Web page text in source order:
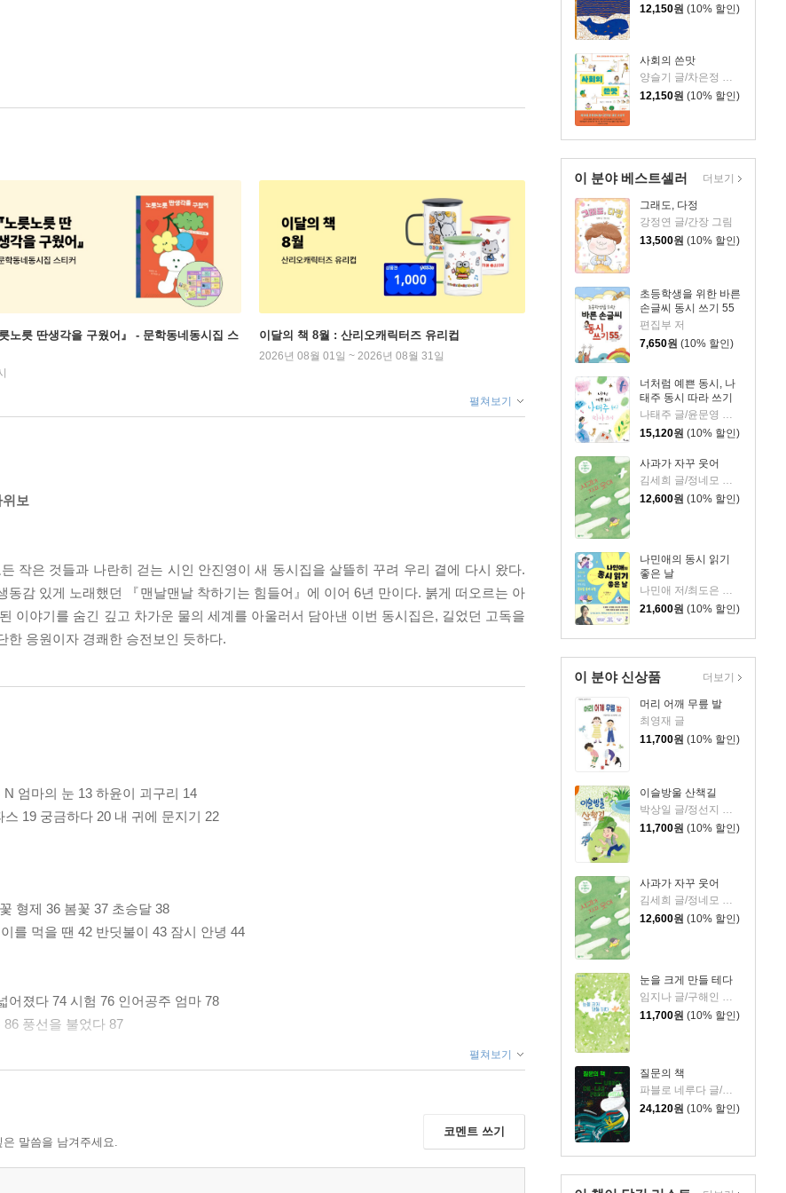
12,150원 (10% 할인)
사회의 쓴맛
12,150원 (10% 할인)
이 분야 베스트셀러
그래도, 다정
강정연 글/간장 그림
13,500원 (10% 할인)
초등학생을 위한 바른
손글씨 동시 쓰기 55
편집부 저
7,650원 (10% 할인)
너처럼 예쁜 동시, 나
태주 동시 따라 쓰기
나태주 글/윤문영 그림
15,120원 (10% 할인)
사과가 자꾸 웃어
김세희 글/정네모 그림
12,600원 (10% 할인)
나민애의 동시 읽기
좋은 날
나민애 저/최도은 그림
21,600원 (10% 할인)
더보기
이 분야 신상품
머리 어깨 무릎 발
최영재 글
11,700원 (10% 할인)
이슬방울 산책길
11,700원 (10% 할인)
사과가 자꾸 웃어
김세희 글/정네모 그림
12,600원 (10% 할인)
눈을 크게 만들 테다
11,700원 (10% 할인)
질문의 책
24,120원 (10% 할인)
더보기
릇노릇 딴생각을 구웠어』 - 문학동네동시집 스
이달의 책 8월 : 산리오캐릭터즈 유리컵
2026년 08월 01일 ~ 2026년 08월 31일
펼쳐보기
보
작은 것들과 나란히 걷는 시인 안진영이 새 동시집을 살뜰히 꾸려 우리 곁에 다시 왔다.
감 있게 노래했던 『맨날맨날 착하기는 힘들어』에 이어 6년 만이다. 붉게 떠오르는 아
이야기를 숨긴 깊고 차가운 물의 세계를 아울러서 담아낸 이번 동시집은, 길었던 고독을
한 응원이자 경쾌한 승전보인 듯하다.
엄마의 눈 13 하윤이 괴구리 14
19 궁금하다 20 내 귀에 문지기 22
형제 36 봄꽃 37 초승달 38
를 먹을 땐 42 반딧불이 43 잠시 안녕 44
어졌다 74 시험 76 인어공주 엄마 78
풍선을 불었다 87
입 54 어떤 가위바위보 56
가시 먹는 법 62 새해맞이 64
펼쳐보기
말씀을 남겨주세요.
코멘트 쓰기